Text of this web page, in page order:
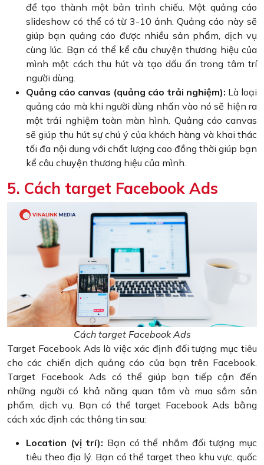
để tạo thành một bản trình chiếu. Một quảng cáo
slideshow có thể có từ 3-10 ảnh. Quảng cáo này sẽ
giúp bạn quảng cáo được nhiều sản phẩm, dịch vụ
cùng lúc. Bạn có thể kể câu chuyện thương hiệu của
mình một cách thu hút và tạo dấu ấn trong tâm trí
người dùng.
Quảng cáo canvas (quảng cáo trải nghiệm): Là loại
quảng cáo mà khi người dùng nhấn vào nó sẽ hiện ra
một trải nghiệm toàn màn hình. Quảng cáo canvas
sẽ giúp thu hút sự chú ý của khách hàng và khai thác
tối đa nội dung với chất lượng cao đồng thời giúp bạn
kể câu chuyện thương hiệu của mình.
5. Cách target Facebook Ads
Cách target Facebook Ads
Target Facebook Ads là việc xác định đối tượng mục tiêu
cho các chiến dịch quảng cáo của bạn trên Facebook.
Target Facebook Ads có thể giúp bạn tiếp cận đến
những người có khả năng quan tâm và mua sắm sản
phẩm, dịch vụ. Bạn có thể target Facebook Ads bằng
cách xác định các thông tin sau:
Location (vị trí): Bạn có thể nhắm đối tượng mục
tiêu theo địa lý. Bạn có thể target theo khu vực, quốc